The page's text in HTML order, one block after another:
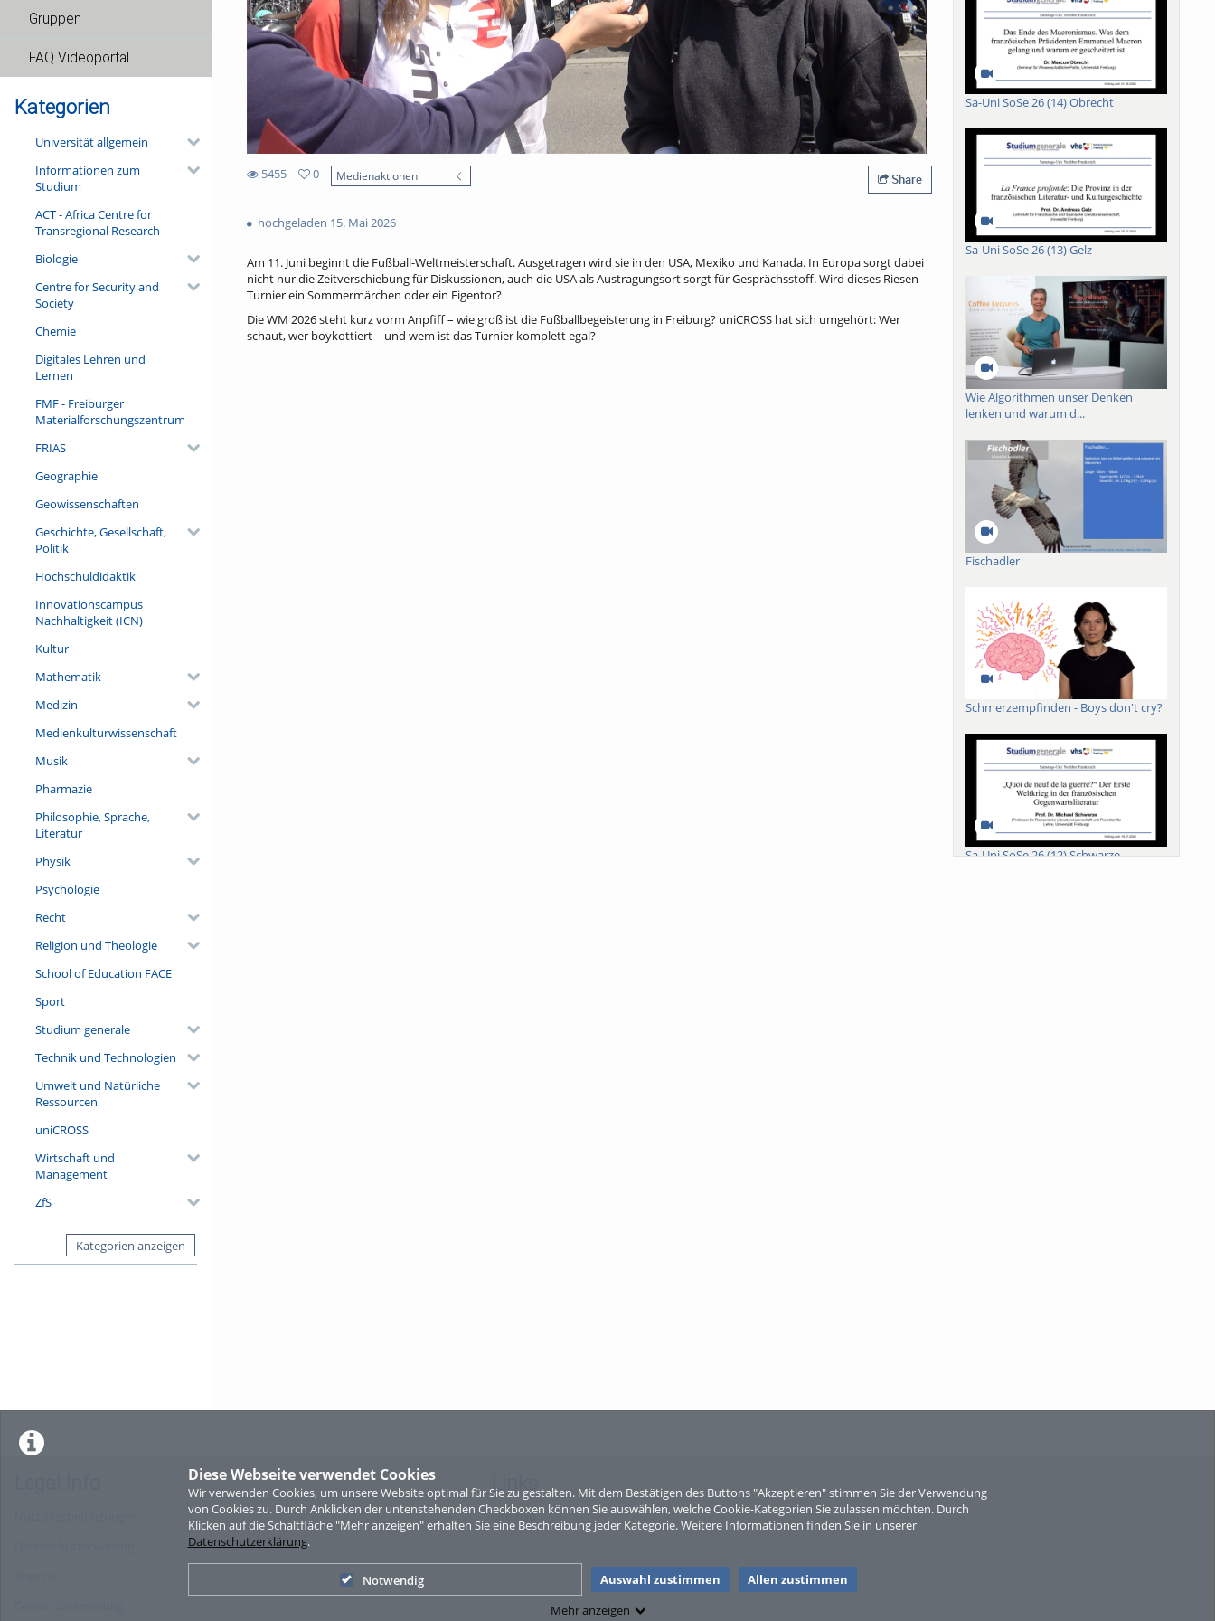
Diese Webseite verwendet Cookies
Wir verwenden Cookies, um unsere Website optimal für Sie zu gestalten. Mit dem Bestätigen des Buttons "Akzeptieren" stimmen Sie der Verwendung
von Cookies zu. Durch Anklicken der untenstehenden Checkboxen können Sie auswählen, welche Cookie-Kategorien Sie zulassen möchten. Durch
Klicken auf die Schaltfläche "Mehr anzeigen" erhalten Sie eine Beschreibung jeder Kategorie. Weitere Informationen finden Sie in unserer
Datenschutzerklärung.
Notwendig Auswahl zustimmen
Allen zustimmen
Mehr anzeigen
Gruppen
FAQ Videoportal
Kategorien
Universität allgemein
Informationen zum
Studium
ACT - Africa Centre for
Transregional Research
Biologie
Centre for Security and
Society
Chemie
Digitales Lehren und
Lernen
FMF - Freiburger
Materialforschungszentrum
FRIAS
Geographie
Geowissenschaften
Geschichte, Gesellschaft,
Politik
Hochschuldidaktik
Innovationscampus
Nachhaltigkeit (ICN)
Kultur
Mathematik
Medizin
Medienkulturwissenschaft
Musik
Pharmazie
Philosophie, Sprache,
Literatur
Physik
Psychologie
Recht
Religion und Theologie
School of Education FACE
Sport
Studium generale
Technik und Technologien
Umwelt und Natürliche
Ressourcen
uniCROSS
Wirtschaft und
Management
ZfS
Kategorien anzeigen
5455
views
0
Medienaktionen Share
hochgeladen 15. Mai 2026
Am 11. Juni beginnt die Fußball-Weltmeisterschaft. Ausgetragen wird sie in den USA, Mexiko und Kanada. In Europa sorgt dabei
nicht nur die Zeitverschiebung für Diskussionen, auch die USA als Austragungsort sorgt für Gesprächsstoff. Wird dieses Riesen-
Turnier ein Sommermärchen oder ein Eigentor?
Die WM 2026 steht kurz vorm Anpfiff – wie groß ist die Fußballbegeisterung in Freiburg? uniCROSS hat sich umgehört: Wer
schaut, wer boykottiert – und wem ist das Turnier komplett egal?
Sa-Uni SoSe 26 (14) Obrecht
Sa-Uni SoSe 26 (13) Gelz
Wie Algorithmen unser Denken
lenken und warum d...
Fischadler
Schmerzempfinden - Boys don't cry?
Sa-Uni SoSe 26 (12) Schwarze
Sperber
Links
Sitemap